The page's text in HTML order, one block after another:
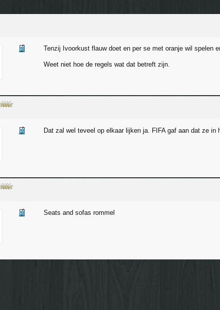
Tenzij Ivoorkust flauw doet en per se met oranje wil spelen
Weet niet hoe de regels wat dat betreft zijn.
Dat zal wel teveel op elkaar lijken ja. FIFA gaf aan dat ze in
Seats and sofas rommel